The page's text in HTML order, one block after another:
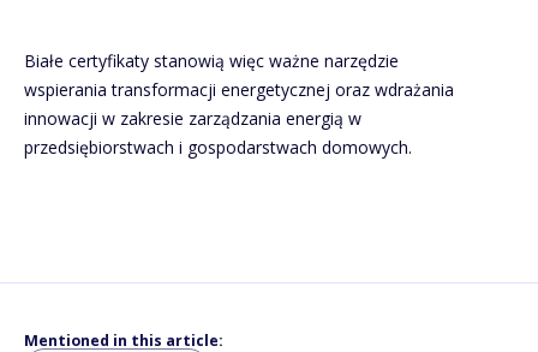
Białe certyfikaty stanowią więc ważne narzędzie
wspierania transformacji energetycznej oraz wdrażania
innowacji w zakresie zarządzania energią w
przedsiębiorstwach i gospodarstwach domowych.
Mentioned in this article: